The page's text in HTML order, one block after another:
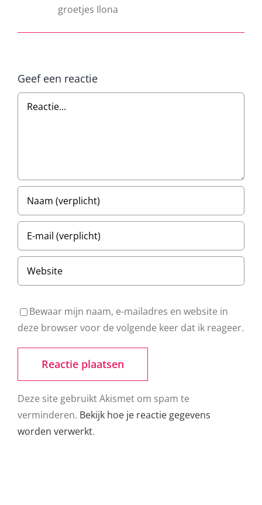
groetjes Ilona
Geef een reactie
Reactie
Bewaar mijn naam, e-mailadres en website in
deze browser voor de volgende keer dat ik reageer.
Deze site gebruikt Akismet om spam te
verminderen. Bekijk hoe je reactie gegevens
worden verwerkt.